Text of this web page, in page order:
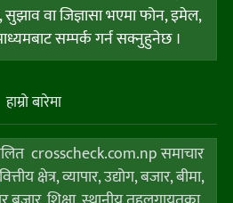
वा जिज्ञासा भएमा फोन, इमेल,
सम्पर्क गर्न सक्नुहुनेछ ।
हाम्राे बारेमा
crosscheck.com.np समाचार
क्षेत्र, व्यापार, उद्योग, बजार, बीमा,